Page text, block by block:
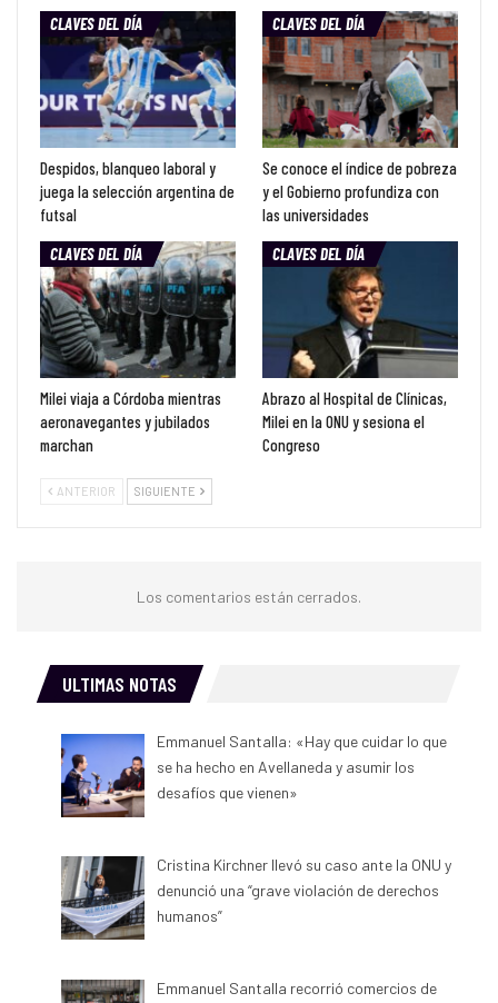
CLAVES DEL DÍA
Despidos, blanqueo laboral y
juega la selección argentina de
futsal
CLAVES DEL DÍA
Se conoce el índice de pobreza
y el Gobierno profundiza con
las universidades
CLAVES DEL DÍA
Milei viaja a Córdoba mientras
aeronavegantes y jubilados
marchan
CLAVES DEL DÍA
Abrazo al Hospital de Clínicas,
Milei en la ONU y sesiona el
Congreso
ANTERIOR SIGUIENTE
Los comentarios están cerrados.
ULTIMAS NOTAS
Emmanuel Santalla: «Hay que cuidar lo que
se ha hecho en Avellaneda y asumir los
desafíos que vienen»
Cristina Kirchner llevó su caso ante la ONU y
denunció una “grave violación de derechos
humanos”
Emmanuel Santalla recorrió comercios de